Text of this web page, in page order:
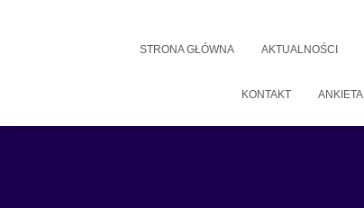
STRONA GŁÓWNA AKTUALNOŚCI
KONTAKT ANKIETA